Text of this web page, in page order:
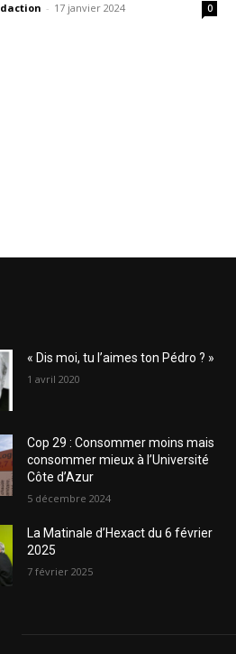
- 17 janvier 2024 0
« Dis moi, tu l’aimes ton Pédro ? »
1 avril 2020
Cop 29 : Consommer moins mais
consommer mieux à l’Université
Côte d’Azur
5 décembre 2024
La Matinale d’Hexact du 6 février
2025
7 février 2025